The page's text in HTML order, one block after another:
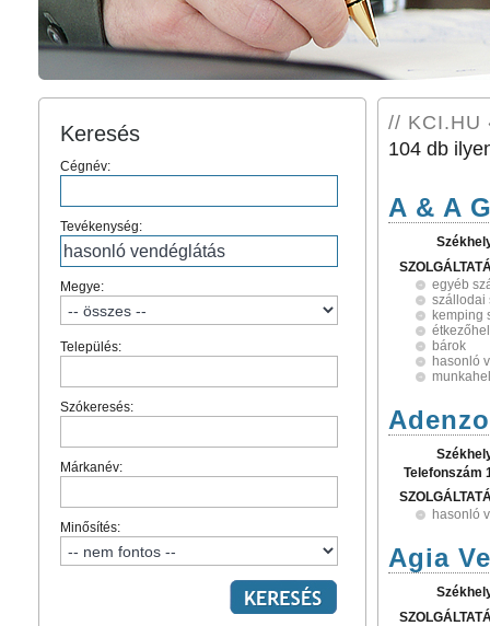
Keresés
Cégnév:
Tevékenység:
Megye:
Település:
Szókeresés:
Márkanév:
Minősítés:
// KCI.HU
104 db
A & A
egyéb
szállodai
kemping
bárok
hasonló
Telefonszám
hasonló
Agia